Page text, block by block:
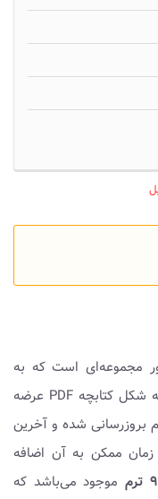
مجموعه‌ای است که به
به شکل کتابچه PDF عرضه
بروزرسانی شده و آخرین
زمان ممکن به آن اضافه
۹ ترم
موجود می‌باشد که